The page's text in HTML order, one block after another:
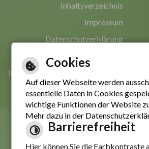
Inhaltsverzeichnis
Impressum
Datenschutzerklärung
Erklärung zur Barrierefreiheit
Informationen in leichter Sprache
Cookies
Auf dieser Webseite werden
essentielle Daten in Cookies
wichtige Funktionen der Website
Mehr dazu in der
Barrierefreiheit
Hier können Sie die Farbkontraste